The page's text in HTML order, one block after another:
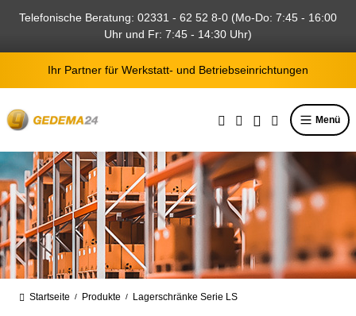
springen
Telefonische Beratung: 02331 - 62 52 8-0 (Mo-Do: 7:45 - 16:00
Uhr und Fr: 7:45 - 14:30 Uhr)
Ihr Partner für Werkstatt- und Betriebseinrichtungen
Menü
Startseite / Produkte / Lagerschränke Serie LS